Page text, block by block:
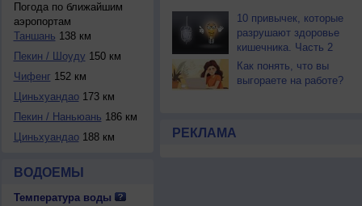
Погода по ближайшим
аэропортам
Таншань 138 км
Пекин / Шоуду 150 км
Чифенг 152 км
Циньхуандао173 км
Пекин / Наньюань 186 км
Циньхуандао188 км
ВОДОЕМЫ
Температура воды
10 привычек, которые
разрушают здоровье
кишечника. Часть 2
Как понять, что вы
выгораете на работе?
РЕКЛАМА